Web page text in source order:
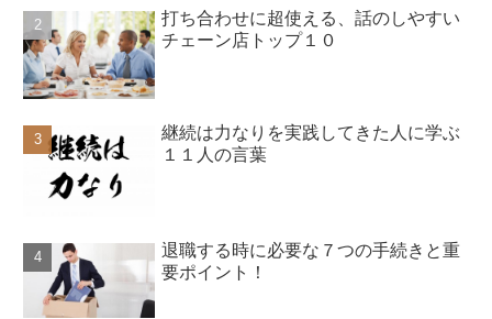
打ち合わせに超使える、話のしやすい
チェーン店トップ１０
継続は力なりを実践してきた人に学ぶ
１１人の言葉
退職する時に必要な７つの手続きと重
要ポイント！